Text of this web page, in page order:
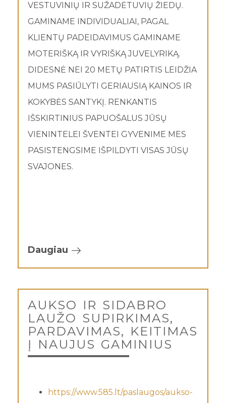
VESTUVINIŲ IR SUŽADĖTUVIŲ ŽIEDŲ.
GAMINAME INDIVIDUALIAI, PAGAL
KLIENTŲ PADEIDAVIMUS GAMINAME
MOTERIŠKĄ IR VYRIŠKĄ JUVELYRIKĄ.
DIDESNĖ NEI 20 METŲ PATIRTIS LEIDŽIA
MUMS PASIŪLYTI GERIAUSIĄ KAINOS IR
KOKYBĖS SANTYKĮ. RENKANTIS
IŠSKIRTINIUS PAPUOŠALUS JŪSŲ
VIENINTELEI ŠVENTEI GYVENIME MES
PASISTENGSIME IŠPILDYTI VISAS JŪSŲ
SVAJONES.
Daugiau
AUKSO IR SIDABRO
LAUŽO SUPIRKIMAS,
PARDAVIMAS, KEITIMAS
Į NAUJUS GAMINIUS
https://www.585.lt/paslaugos/aukso-